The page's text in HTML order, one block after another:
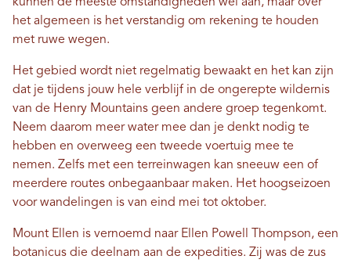
het algemeen is het verstandig om rekening te houden
met ruwe wegen.
Het gebied wordt niet regelmatig bewaakt en het kan zijn
dat je tijdens jouw hele verblijf in de ongerepte wildernis
van de Henry Mountains geen andere groep tegenkomt.
Neem daarom meer water mee dan je denkt nodig te
hebben en overweeg een tweede voertuig mee te
nemen. Zelfs met een terreinwagen kan sneeuw een of
meerdere routes onbegaanbaar maken. Het hoogseizoen
voor wandelingen is van eind mei tot oktober.
Mount Ellen is vernoemd naar Ellen Powell Thompson, een
botanicus die deelnam aan de expedities. Zij was de zus